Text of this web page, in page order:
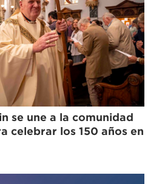
se une a la comunidad
celebrar los 150 años en